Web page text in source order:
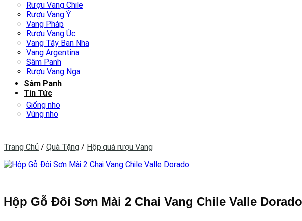
Rượu Vang Chile
Rượu Vang Ý
Vang Pháp
Rượu Vang Úc
Vang Tây Ban Nha
Vang Argentina
Sâm Panh
Rượu Vang Nga
Sâm Panh
Tin Tức
Giống nho
Vùng nho
Trang Chủ / Quà Tặng / Hộp quà rượu Vang
Hộp Gỗ Đôi Sơn Mài 2 Chai Vang Chile Valle Dorado